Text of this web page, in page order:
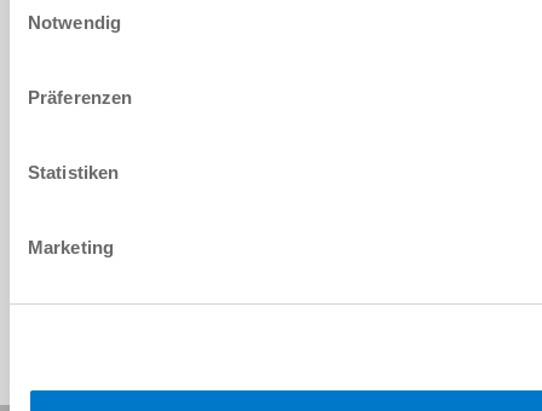
Notwendig
Präferenzen
Statistiken
Marketing